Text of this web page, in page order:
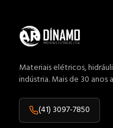
Materiais elétricos,
indústria. Mais de 30
(41) 3097-7850